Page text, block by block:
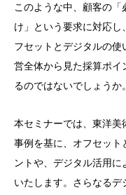
このような中、顧客の
け」という要求に対応
フセットとデジタルの
営全体から見た採算ポイ
るのではないでしょうか。
本セミナーでは、東洋
事例を基に、オフセット
ントや、デジタル活用
いたします。さらなる